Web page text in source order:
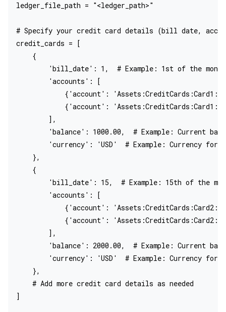
ledger_file_path = "<ledger_path>"
# Specify your credit card details (bill date,
credit_cards = [
    {
        'bill_date': 1,  # Example: 1st of the month
        'accounts': [
{'account':
{'account':
        ],
'balance': 1000.00,  # Example: Current
'currency': 'USD'  # Example: Currency for
    },
    {
'bill_date': 15,  # Example: 15th of the
        'accounts': [
{'account':
{'account':
        ],
'balance': 2000.00,  # Example: Current
'currency': 'USD'  # Example: Currency for
    },
    # Add more credit card details as needed
]